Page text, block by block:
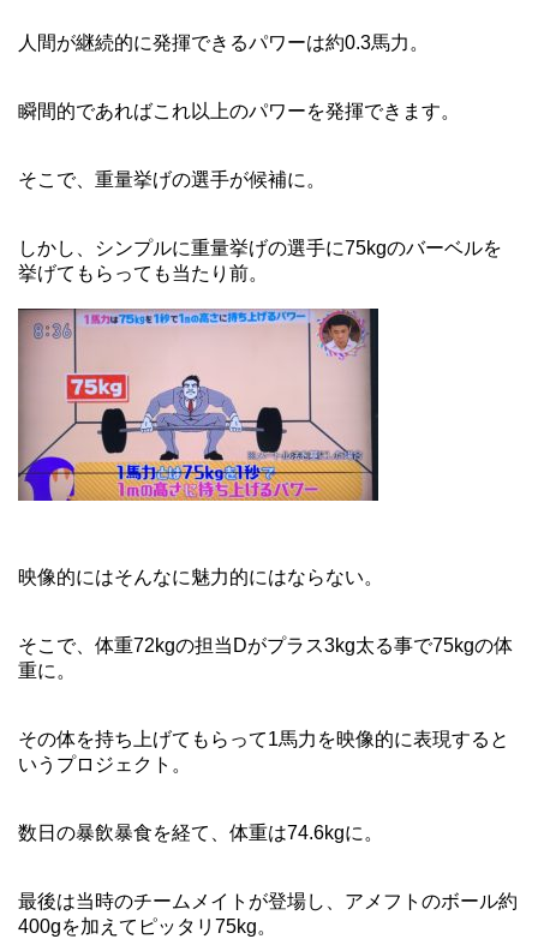
人間が継続的に発揮できるパワーは約0.3馬力。
瞬間的であればこれ以上のパワーを発揮できます。
そこで、重量挙げの選手が候補に。
しかし、シンプルに重量挙げの選手に75kgのバーベルを
挙げてもらっても当たり前。
映像的にはそんなに魅力的にはならない。
そこで、体重72kgの担当Dがプラス3kg太る事で75kgの体
重に。
その体を持ち上げてもらって1馬力を映像的に表現すると
いうプロジェクト。
数日の暴飲暴食を経て、体重は74.6kgに。
最後は当時のチームメイトが登場し、アメフトのボール約
400gを加えてピッタリ75kg。